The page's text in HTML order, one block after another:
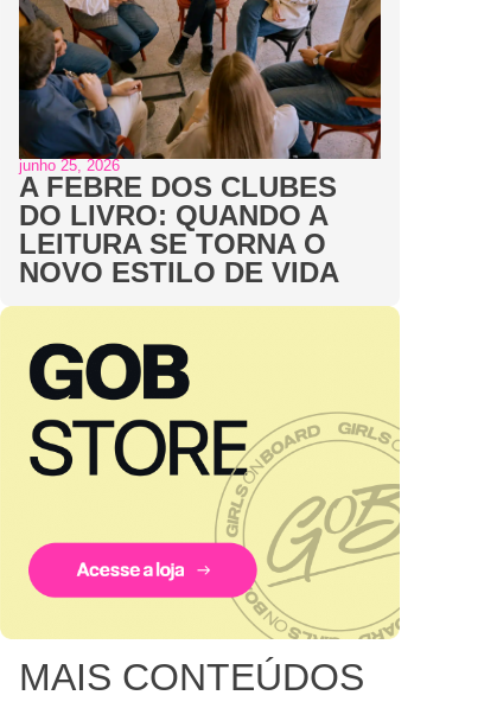
junho 25, 2026
A FEBRE DOS CLUBES
DO LIVRO: QUANDO A
LEITURA SE TORNA O
NOVO ESTILO DE VIDA
MAIS CONTEÚDOS